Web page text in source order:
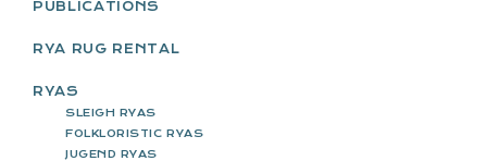
PUBLICATIONS
RYA RUG RENTAL
RYAS
SLEIGH RYAS
FOLKLORISTIC RYAS
JUGEND RYAS